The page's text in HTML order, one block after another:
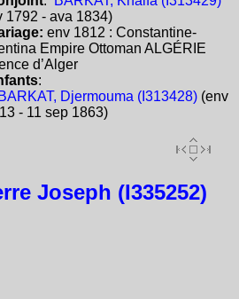
1792 - ava 1834)
env 1812 : Constantine-
Empire Ottoman ALGÉRIE
d’Alger
:
BARKAT, Djermouma (I313428)(env
- 11 sep 1863)
Joseph (I335252)